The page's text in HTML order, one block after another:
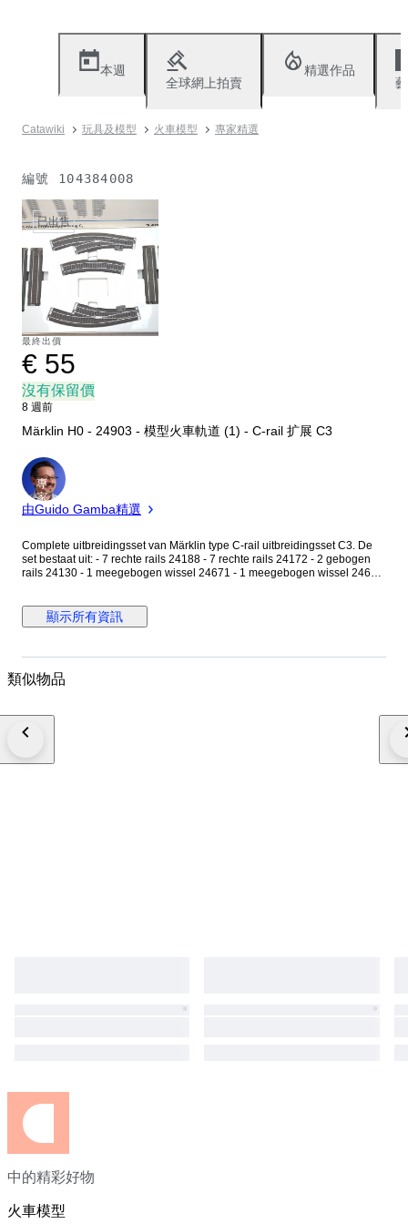
本週
全球網上拍賣
精選作品
Catawiki 玩具及模型 火車模型 專家精選
編號 104384008
已出售
最終出價
€ 55
沒有保留價
8 週前
Märklin H0 - 24903 - 模型火車軌道 (1) - C-rail 扩展 C3
專
家
由Guido Gamba精選
Complete uitbreidingsset van Märklin type C-rail uitbreidingsset C3. De
set bestaat uit: - 7 rechte rails 24188 - 7 rechte rails 24172 - 2 gebogen
rails 24130 - 1 meegebogen wissel 24671 - 1 meegebogen wissel 24672
顯示所有資訊
類似物品
中的精彩好物
火車模型